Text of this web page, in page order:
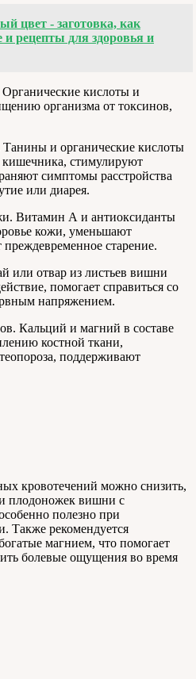
цвет - заготовка, как
и рецепты для здоровья и
кислоты и
организма от токсинов,
и органические кислоты
стимулируют
симптомы расстройства
или диарея.
Витамин А и антиоксиданты
кожи, уменьшают
старение.
или отвар из листьев вишни
помогает справиться со
напряжением.
Кальций и магний в составе
костной ткани,
поддерживают
кровотечений можно снизить,
и плодоножек вишни с
полезно при
Также рекомендуется
магнием, что помогает
болевые ощущения во время